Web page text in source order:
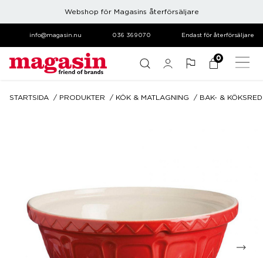
Webshop för Magasins återförsäljare
info@magasin.nu 036 369070 Endast för återförsäljare
0
STARTSIDA PRODUKTER KÖK & MATLAGNING BAK- &